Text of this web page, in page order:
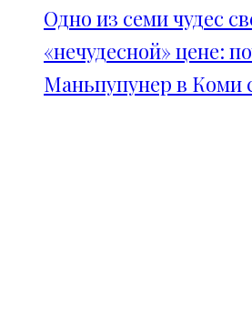
Одно из семи чудес
«нечудесной» цене:
Маньпупунер в Коми